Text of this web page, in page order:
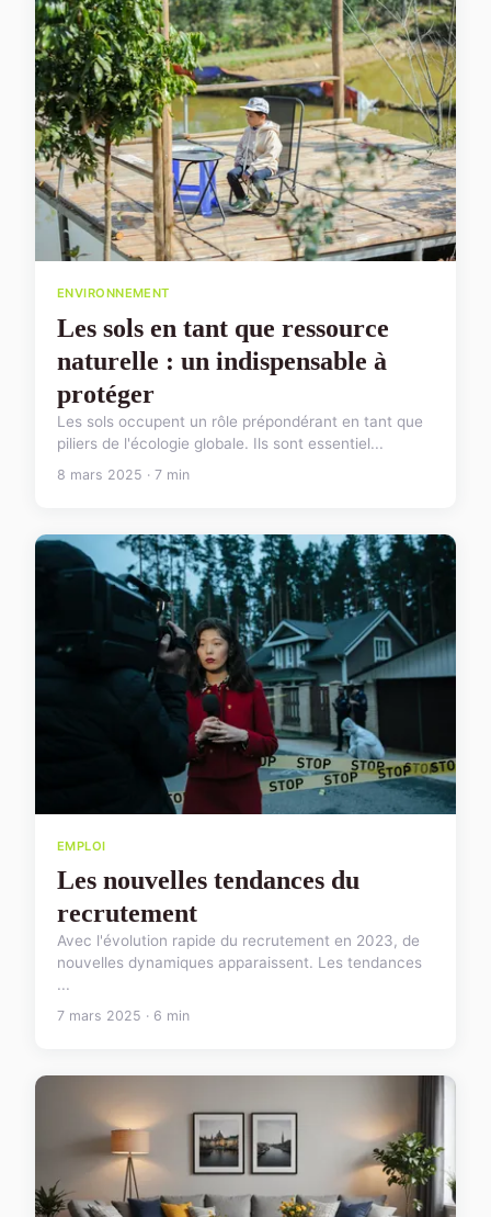
ENVIRONNEMENT
Les sols en tant que ressource
naturelle : un indispensable à
protéger
Les sols occupent un rôle prépondérant en tant que
piliers de l'écologie globale. Ils sont essentiel...
8 mars 2025 · 7 min
EMPLOI
Les nouvelles tendances du
recrutement
Avec l'évolution rapide du recrutement en 2023, de
nouvelles dynamiques apparaissent. Les tendances
...
7 mars 2025 · 6 min